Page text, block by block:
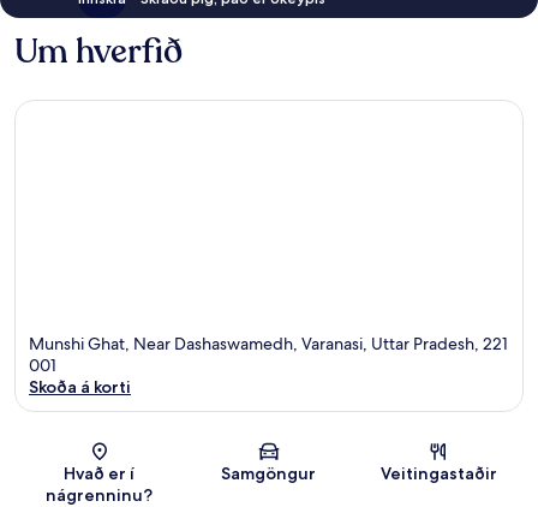
Um hverfið
Munshi Ghat, Near Dashaswamedh, Varanasi, Uttar Pradesh, 221
001
Skoða á korti
Hvað er í
nágrenninu?
Samgöngur Veitingastaðir